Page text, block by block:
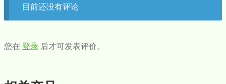
目前还没有评论
您在 登录 后才可发表评价。